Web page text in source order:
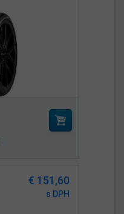
€ 151,60
s DPH